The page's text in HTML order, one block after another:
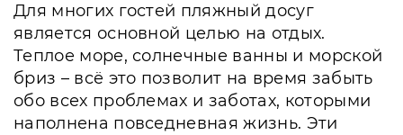
Для многих гостей пляжный досуг
является основной целью на отдых.
Теплое море, солнечные ванны и морской
бриз – всё это позволит на время забыть
обо всех проблемах и заботах, которыми
наполнена повседневная жизнь. Эти